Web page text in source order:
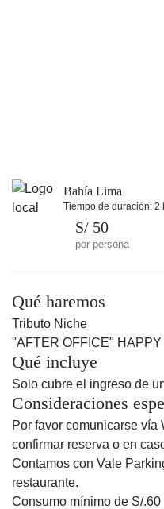
Bahía Lima
Tiempo de duración: 2
S/ 50
por persona
Qué haremos
Tributo Niche
"AFTER OFFICE"
Qué incluye
Solo cubre el ingreso de
Consideraciones
Por favor comunicarse
confirmar reserva o en
Contamos con Vale
restaurante.
Consumo mínimo de S/.60